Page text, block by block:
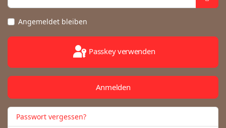
Angemeldet bleiben
Passkey verwenden
Anmelden
Passwort vergessen?